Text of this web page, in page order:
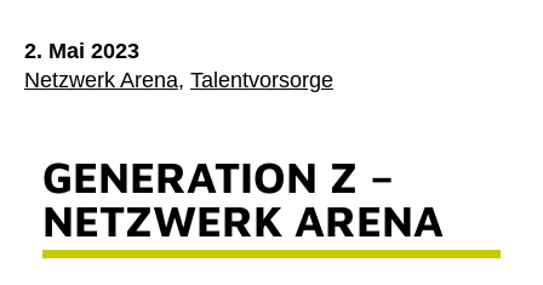
2. Mai 2023
Netzwerk Arena, Talentvorsorge
GENERATION Z –
NETZWERK ARENA